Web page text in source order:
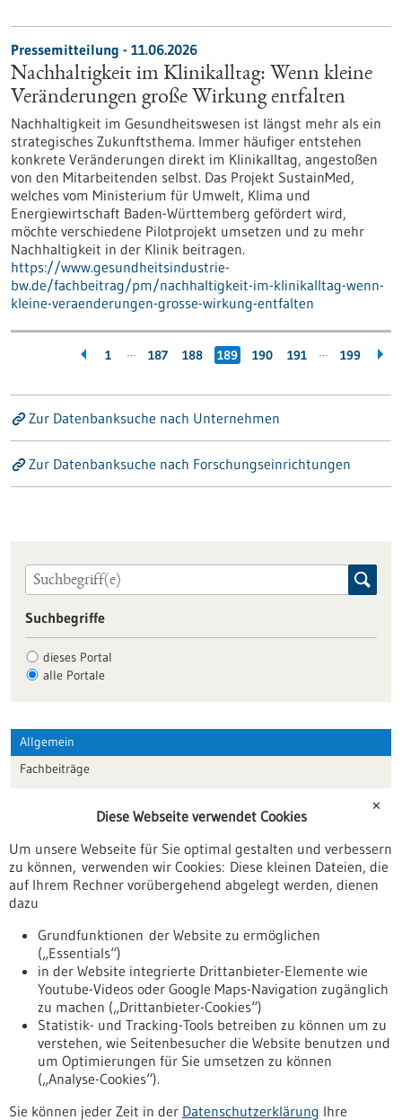
Pressemitteilung - 11.06.2026
Nachhaltigkeit im Klinikalltag: Wenn kleine
Veränderungen große Wirkung entfalten
Nachhaltigkeit im Gesundheitswesen ist längst mehr als ein
strategisches Zukunftsthema. Immer häufiger entstehen
konkrete Veränderungen direkt im Klinikalltag, angestoßen
von den Mitarbeitenden selbst. Das Projekt SustainMed,
welches vom Ministerium für Umwelt, Klima und
Energiewirtschaft Baden-Württemberg gefördert wird,
möchte verschiedene Pilotprojekt umsetzen und zu mehr
Nachhaltigkeit in der Klinik beitragen.
https://www.gesundheitsindustrie-
bw.de/fachbeitrag/pm/nachhaltigkeit-im-klinikalltag-wenn-
kleine-veraenderungen-grosse-wirkung-entfalten
1 … 187 188 189 190 191 … 199
Zur Datenbanksuche nach Unternehmen
Zur Datenbanksuche nach Forschungseinrichtungen
Suchbegriffe
dieses Portal
alle Portale
Allgemein
Fachbeiträge
Veranstaltungen
Erscheinungsdatum
Nach oben
✕
Diese Webseite verwendet Cookies
Um unsere Webseite für Sie optimal gestalten und verbessern
zu können, verwenden wir Cookies: Diese kleinen Dateien, die
auf Ihrem Rechner vorübergehend abgelegt werden, dienen
dazu
Grundfunktionen der Website zu ermöglichen
(„Essentials“)
in der Website integrierte Drittanbieter-Elemente wie
Youtube-Videos oder Google Maps-Navigation zugänglich
zu machen („Drittanbieter-Cookies“)
Statistik- und Tracking-Tools betreiben zu können um zu
verstehen, wie Seitenbesucher die Website benutzen und
um Optimierungen für Sie umsetzen zu können
(„Analyse-Cookies“).
Sie können jeder Zeit in der Datenschutzerklärung Ihre